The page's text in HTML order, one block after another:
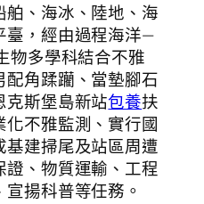
、海冰、陸地、海
臺，經由過程海洋—
多學科結合不雅
角蹂躪、當墊腳石
克斯堡島新站包養扶
不雅監測、實行國
建掃尾及站區周遭
、物質運輸、工程
揚科普等任務。